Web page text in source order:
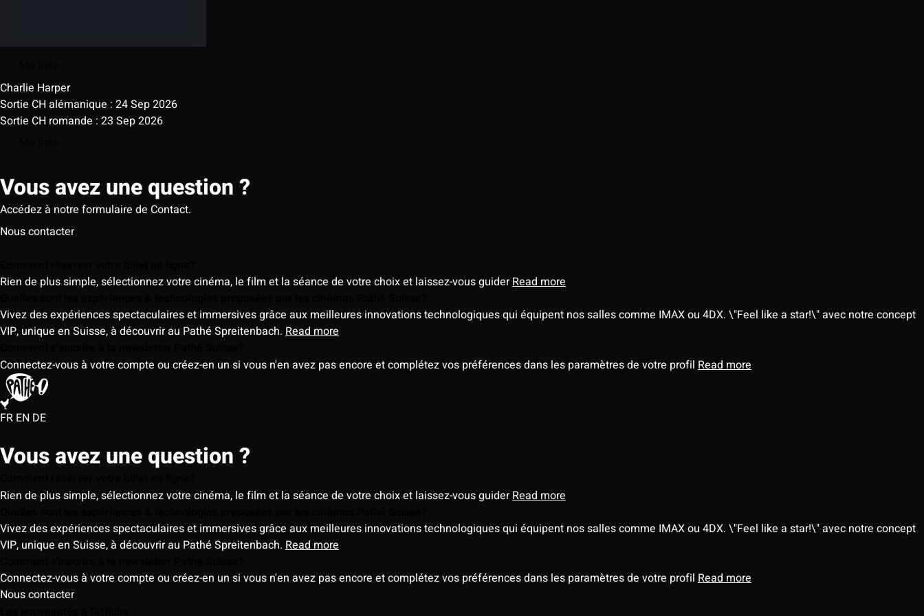
Charlie Harper
Sortie CH alémanique : 24 Sep 2026
Sortie CH romande : 23 Sep 2026
Vous avez une question ?
Accédez à notre formulaire de Contact.
Nous contacter
Rien de plus simple, sélectionnez votre cinéma, le film et la séance de votre choix et laissez-vous guiderRead more
Vivez des expériences spectaculaires et immersives grâce aux meilleures innovations technologiques qui équipent nos salles comme IMAX ou 4DX. \"Feel like a star!\" avec notre concept
VIP, unique en Suisse, à découvrir au Pathé Spreitenbach. Read more
Connectez-vous à votre compte ou créez-en un si vous n'en avez pas encore et complétez vos préférences dans les paramètres de votre profil Read more
FR EN DE
Vous avez une question ?
Rien de plus simple, sélectionnez votre cinéma, le film et la séance de votre choix et laissez-vous guiderRead more
Vivez des expériences spectaculaires et immersives grâce aux meilleures innovations technologiques qui équipent nos salles comme IMAX ou 4DX. \"Feel like a star!\" avec notre concept
VIP, unique en Suisse, à découvrir au Pathé Spreitenbach. Read more
Connectez-vous à votre compte ou créez-en un si vous n'en avez pas encore et complétez vos préférences dans les paramètres de votre profil Read more
Nous contacter